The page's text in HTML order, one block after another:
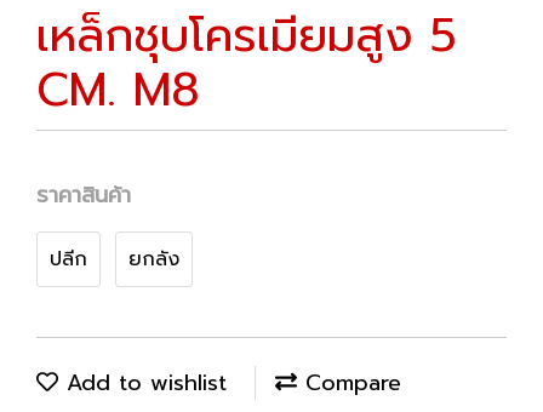
เหล็กชุบโครเมียมสูง 5
CM. M8
ราคาสินค้า
ปลีก ยกลัง
Add to wishlist
Compare